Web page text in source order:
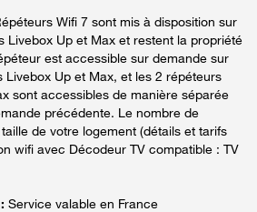
Wifi 7 sont mis à disposition sur
Livebox Up et Max et restent la propriété
est accessible sur demande sur
Livebox Up et Max, et les 2 répéteurs
sont accessibles de manière séparée
précédente. Le nombre de
de votre logement (détails et tarifs
wifi avec Décodeur TV compatible : TV
Service valable en France